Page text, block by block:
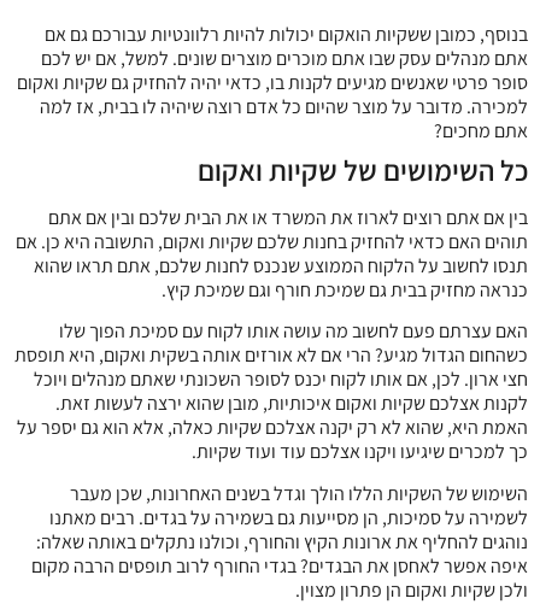
בנוסף, כמובן ששקיות הואקום יכולות להיות רלוונטיות עבורכם גם אם
אתם מנהלים עסק שבו אתם מוכרים מוצרים שונים. למשל, אם יש לכם
סופר פרטי שאנשים מגיעים לקנות בו, כדאי יהיה להחזיק גם שקיות ואקום
למכירה. מדובר על מוצר שהיום כל אדם רוצה שיהיה לו בבית, אז למה
אתם מחכים?
כל השימושים של שקיות ואקום
בין אם אתם רוצים לארוז את המשרד או את הבית שלכם ובין אם אתם
תוהים האם כדאי להחזיק בחנות שלכם שקיות ואקום, התשובה היא כן. אם
תנסו לחשוב על הלקוח הממוצע שנכנס לחנות שלכם, אתם תראו שהוא
כנראה מחזיק בבית גם שמיכת חורף וגם שמיכת קיץ.
האם עצרתם פעם לחשוב מה עושה אותו לקוח עם סמיכת הפוך שלו
כשהחום הגדול מגיע? הרי אם לא אורזים אותה בשקית ואקום, היא תופסת
חצי ארון. לכן, אם אותו לקוח יכנס לסופר השכונתי שאתם מנהלים ויוכל
לקנות אצלכם שקיות ואקום איכותיות, מובן שהוא ירצה לעשות זאת.
האמת היא, שהוא לא רק יקנה אצלכם שקיות כאלה, אלא הוא גם יספר על
כך למכרים שיגיעו ויקנו אצלכם עוד ועוד שקיות.
השימוש של השקיות הללו הולך וגדל בשנים האחרונות, שכן מעבר
לשמירה על סמיכות, הן מסייעות גם בשמירה על בגדים. רבים מאתנו
נוהגים להחליף את ארונות הקיץ והחורף, וכולנו נתקלים באותה שאלה:
איפה אפשר לאחסן את הבגדים? בגדי החורף לרוב תופסים הרבה מקום
ולכן שקיות ואקום הן פתרון מצוין.